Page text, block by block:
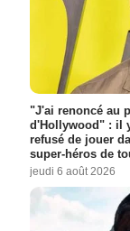
"J'ai renoncé au
d'Hollywood" : il
refusé de jouer
super-héros de
jeudi 6 août 2026